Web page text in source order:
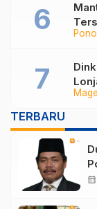
TERBARU
calendar_month